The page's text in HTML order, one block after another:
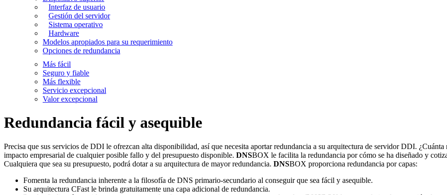
Interfaz de usuario
Gestión del servidor
Sistema operativo
Hardware
Modelos apropiados para su requerimiento
Opciones de redundancia
Más fácil
Seguro y fiable
Más flexible
Servicio excepcional
Valor excepcional
Redundancia fácil y asequible
Precisa que sus servicios de DDI le ofrezcan alta disponibilidad, así que necesita aportar redundancia a su arquitectura de servidor DDI. ¿Cuánta
impacto empresarial de cualquier posible fallo y del presupuesto disponible. DNSBOX le facilita la redundancia por cómo se ha diseñado y
Cualquiera que sea su presupuesto, podrá dotar a su arquitectura de mayor redundancia. DNSBOX proporciona redundancia por capas:
Fomenta la redundancia inherente a la filosofía de DNS primario-secundario al conseguir que sea fácil y asequible.
Su arquitectura CFast le brinda gratuitamente una capa adicional de redundancia.